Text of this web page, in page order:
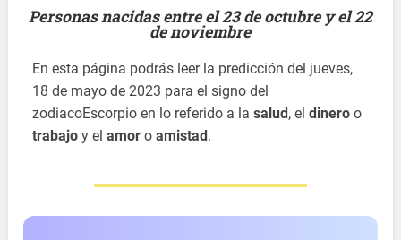
Personas nacidas entre el 23 de octubre y el 22
de noviembre
En esta página podrás leer la predicción del jueves,
18 de mayo de 2023 para el signo del
zodiacoEscorpio en lo referido a lasalud , eldinero o
trabajo y elamor oamistad .